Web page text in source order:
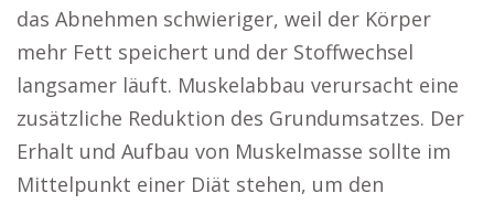
das Abnehmen schwieriger, weil der Körper
mehr Fett speichert und der Stoffwechsel
langsamer läuft. Muskelabbau verursacht eine
zusätzliche Reduktion des Grundumsatzes. Der
Erhalt und Aufbau von Muskelmasse sollte im
Mittelpunkt einer Diät stehen, um den